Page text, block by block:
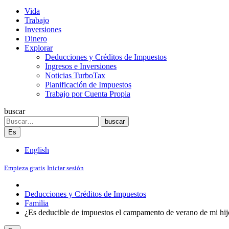
Vida
Trabajo
Inversiones
Dinero
Explorar
Deducciones y Créditos de Impuestos
Ingresos e Inversiones
Noticias TurboTax
Planificación de Impuestos
Trabajo por Cuenta Propia
buscar
Search
buscar
Es
English
Empieza gratis Iniciar sesión
Deducciones y Créditos de Impuestos
Familia
¿Es deducible de impuestos el campamento de verano de mi